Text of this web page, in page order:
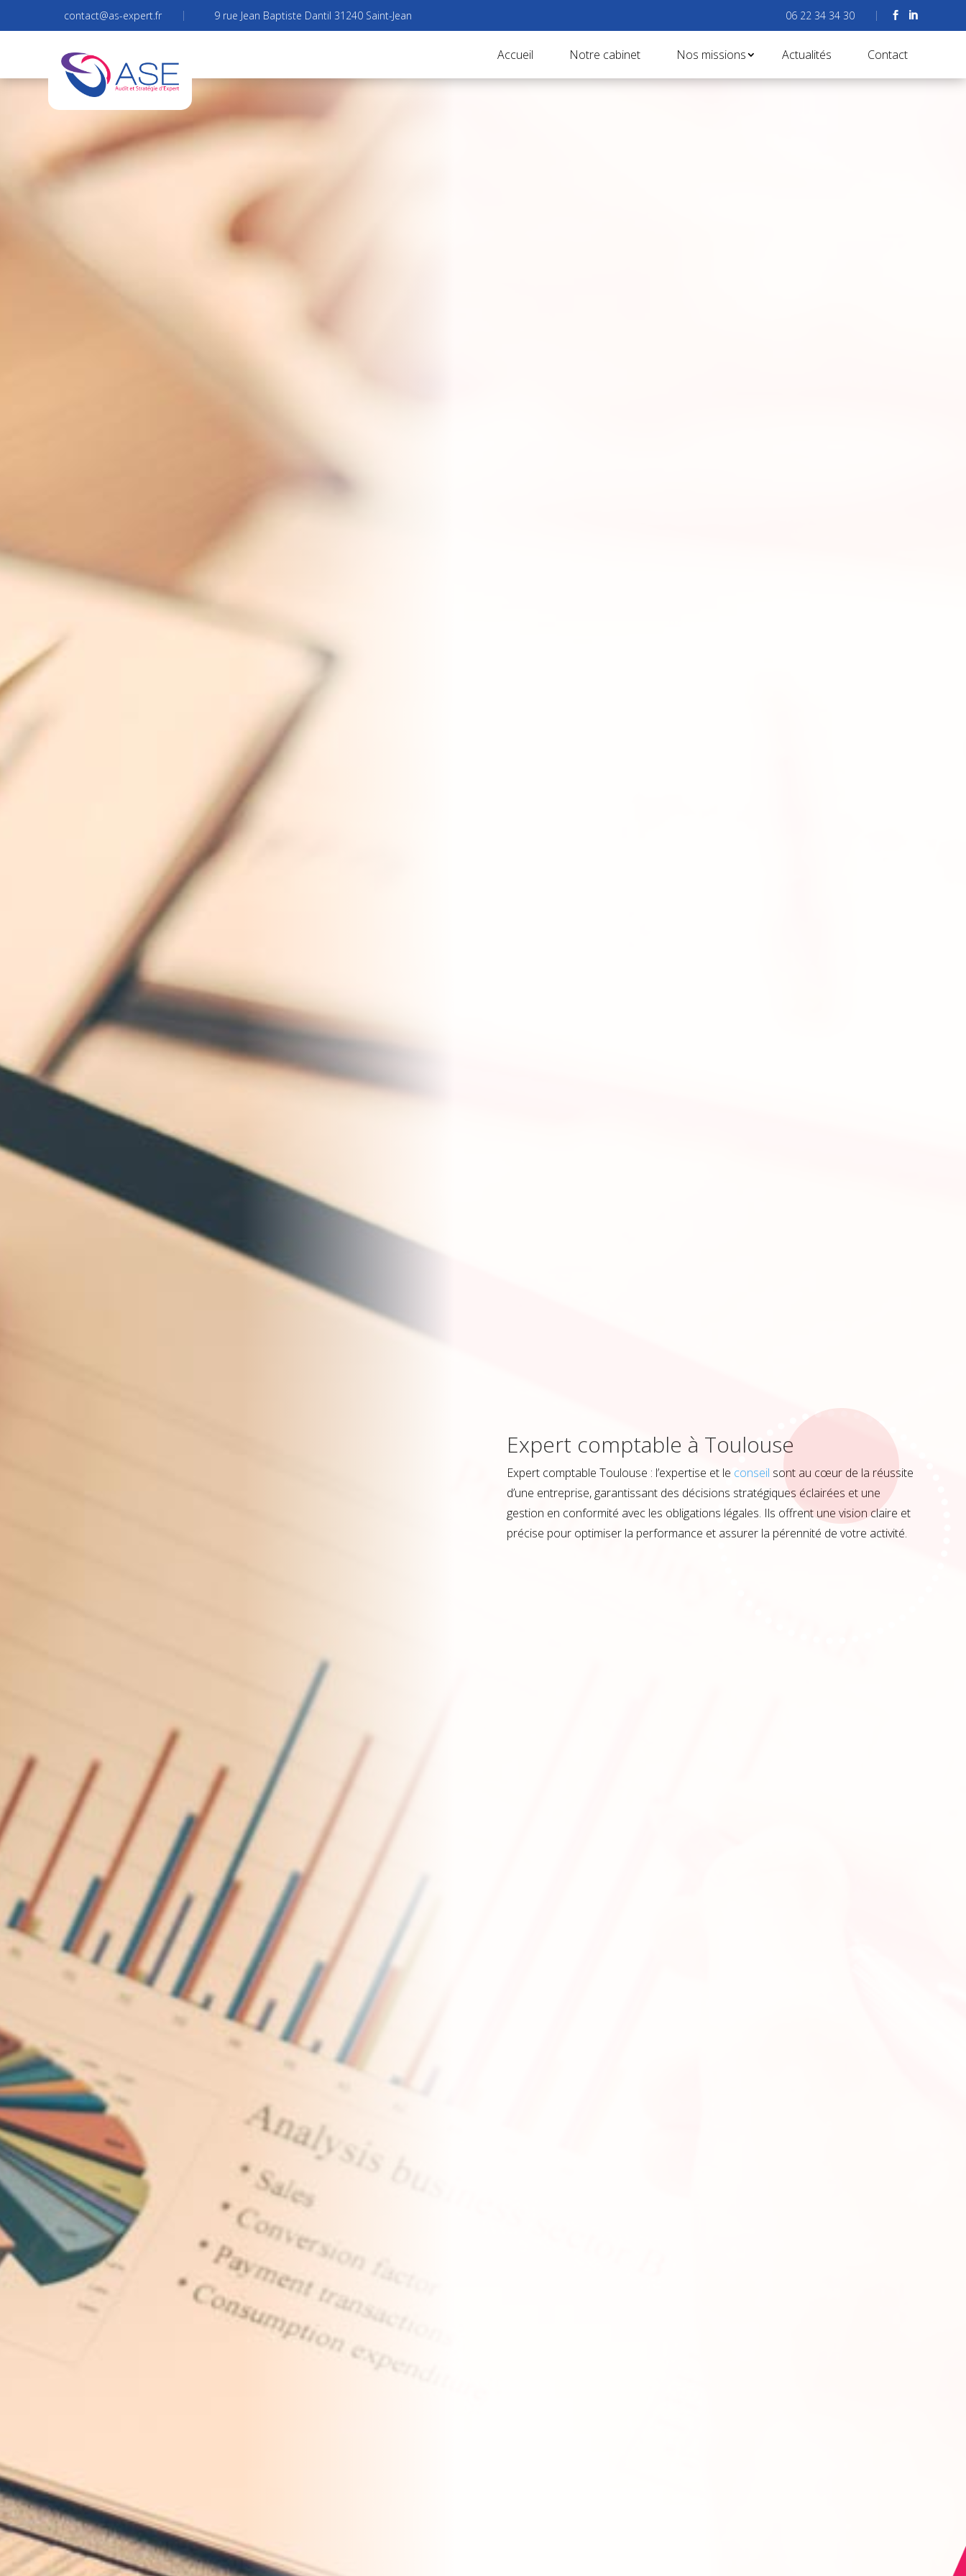
contact@as-expert.fr 9 rue Jean Baptiste Dantil 31240 Saint-Jean 06 22 34 34 30  
Accueil Notre cabinet Nos missions Actualités Contact
Expert comptable à Toulouse
Expert comptable Toulouse : l’expertise et le conseil sont au cœur de la réussite
d’une entreprise, garantissant des décisions stratégiques éclairées et une
gestion en conformité avec les obligations légales. Ils offrent une vision claire et
précise pour optimiser la performance et assurer la pérennité de votre activité.